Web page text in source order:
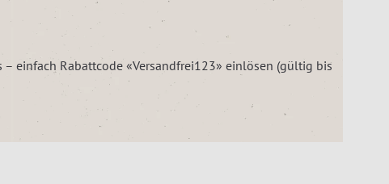
einfach Rabattcode «Versandfrei123» einlösen (gültig bis